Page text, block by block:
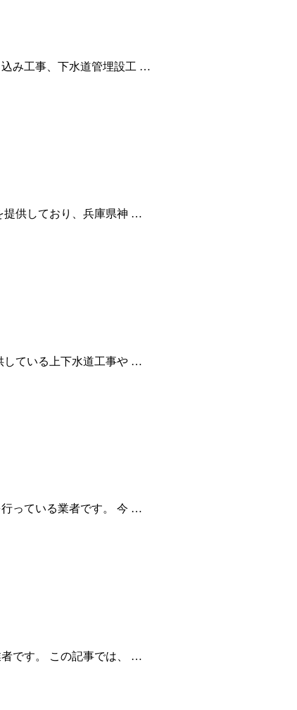
み工事、下水道管埋設工 …
提供しており、兵庫県神 …
している上下水道工事や …
っている業者です。 今 …
です。 この記事では、 …